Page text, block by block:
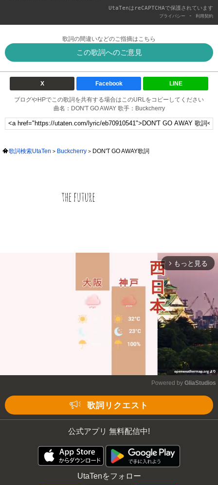
UtaTenはreCAPTCHAで保護されています
プライバシー - 利用契約
歌詞の間違いなどのご指摘はこちら
この歌詞へのご意見
X Facebook LINE
ブログやHPでこの歌詞を共有する場合はこのURLをコピーしてください
曲名：DON'T GO AWAY 歌手：Buckcherry
歌詞検索UtaTen Buckcherry DON'T GO AWAY歌詞
arrow_forward_ios もっと見る
Powered by GliaStudios
歌詞リクエスト
公式アプリ 無料配信中!
UtaTenをフォロー